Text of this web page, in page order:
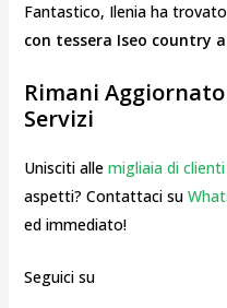
Fantastico, Ilenia ha
con tessera Iseo country
Rimani
Servizi
Unisciti alle migliaia di
aspetti? Contattaci su
ed immediato!
Seguici su